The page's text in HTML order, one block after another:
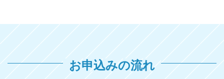
お申込みの流れ